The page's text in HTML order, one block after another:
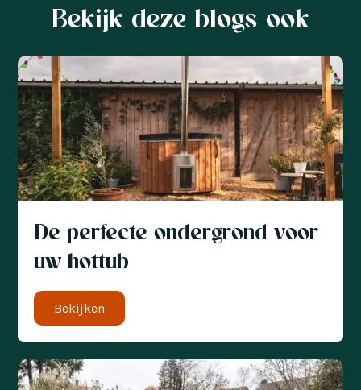
Bekijk deze blogs ook
De perfecte ondergrond voor
uw hottub
Bekijken